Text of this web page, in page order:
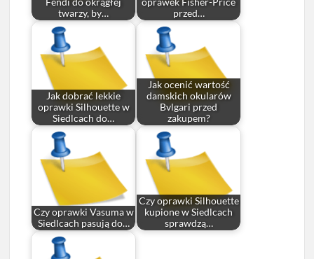
twarzy, by…
przed…
Jak dobrać lekkie
oprawki Silhouette w
Siedlcach do…
Jak ocenić wartość
damskich okularów
Bvlgari przed
zakupem?
Czy oprawki Vasuma w
Siedlcach pasują do…
Czy oprawki Silhouette
kupione w Siedlcach
sprawdzą…